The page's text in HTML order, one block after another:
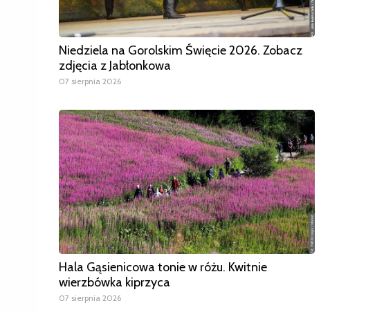
Niedziela na Gorolskim Święcie 2026. Zobacz
zdjęcia z Jabłonkowa
07 sierpnia 2026
Hala Gąsienicowa tonie w różu. Kwitnie
wierzbówka kiprzyca
07 sierpnia 2026